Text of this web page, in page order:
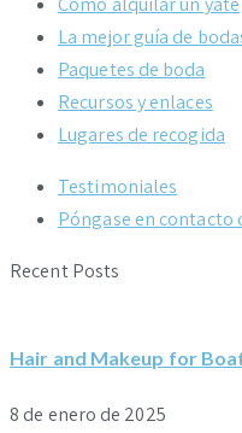
La mejor guía de
Paquetes de boda
Recursos y enlaces
Lugares de recogida
Testimoniales
Póngase en contacto
Recent Posts
Hair and Makeup for
8 de enero de 2025